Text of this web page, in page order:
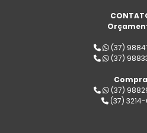
(37)
(37)
(37)
(37)